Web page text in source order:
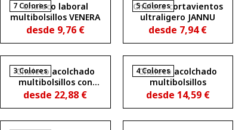
7 Colores
Chaleco laboral
multibolsillos VENERA
desde 9,76 €
5 Colores
Chaleco cortavientos
ultraligero JANNU
desde 7,94€
3 Colores
Chaleco acolchado
multibolsillos con
cintas
desde 22,88 €
4 Colores
Chaleco acolchado
multibolsillos
desde 14,59 €